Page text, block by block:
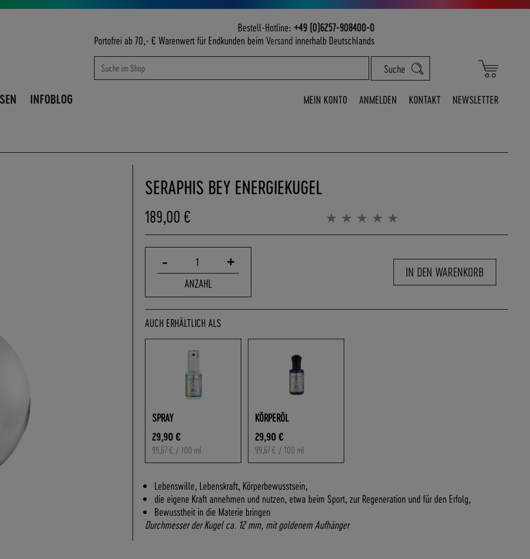
Mein
Bestell-Hotline: +49 (0)6257-908400-0
Portofrei ab 70,- € Warenwert für Endkunden beim Versand innerhalb Deutschlands
Suche
Suche
Suche
INFOBLOG MEIN KONTO ANMELDEN KONTAKT NEWSLETTER
SERAPHIS BEY ENERGIEKUGEL
189,00 €
Bewertung:
- 1 +
ANZAHL
IN DEN WARENKORB
AUCH ERHÄLTLICH ALS
SPRAY
29,90 €
99,67 € / 100 ml
KÖRPERÖL
29,90 €
99,67 € / 100 ml
Lebenswille, Lebenskraft, Körperbewusstsein,
die eigene Kraft annehmen und nutzen, etwa beim Sport, zur Regeneration und für den Erfolg,
Bewusstheit in die Materie bringen
Durchmesser der Kugel ca. 12 mm, mit goldenem Aufhänger